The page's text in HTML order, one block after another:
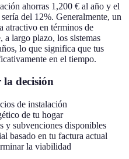
ahorras 1,200 € al año y el
del 12%. Generalmente, un
atractivo en términos de
a largo plazo, los sistemas
lo que significa que tus
en el tiempo.
la decisión
de instalación
de tu hogar
y subvenciones disponibles
basado en tu factura actual
la viabilidad